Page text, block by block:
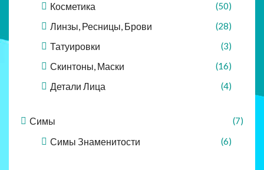
Косметика (50)
Линзы, Ресницы, Брови (28)
Татуировки (3)
Скинтоны, Маски (16)
Детали Лица (4)
Симы (7)
Симы Знаменитости (6)